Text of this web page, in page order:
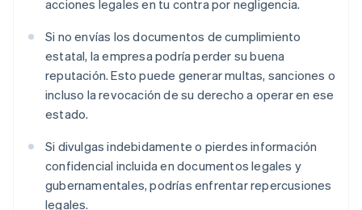
acciones legales en tu contra por negligencia.
Si no envías los documentos de cumplimiento
estatal, la empresa podría perder su buena
reputación. Esto puede generar multas, sanciones o
incluso la revocación de su derecho a operar en ese
estado.
Si divulgas indebidamente o pierdes información
confidencial incluida en documentos legales y
gubernamentales, podrías enfrentar repercusiones
legales.